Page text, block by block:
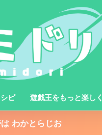
ピ 遊戯王をもっと楽しく
わかとらじお